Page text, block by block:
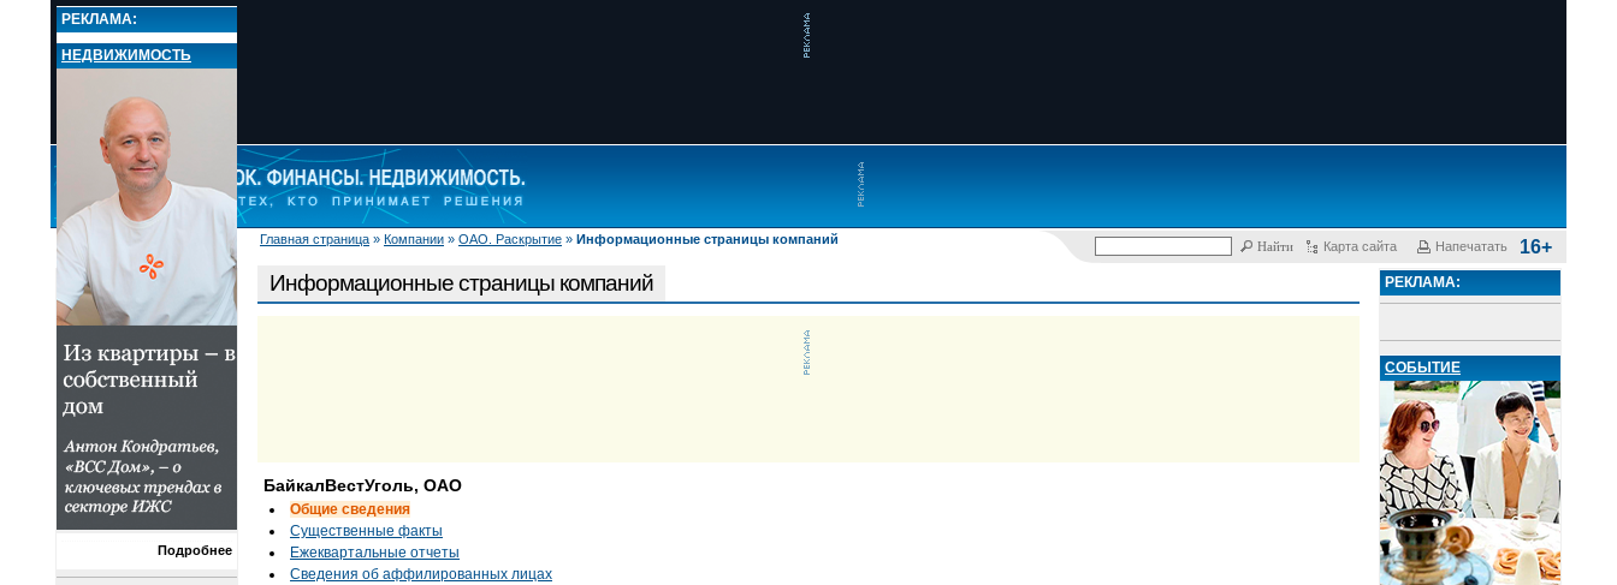
Главная страница » Компании » ОАО. Раскрытие » Информационные страницы компаний
Карта сайта Напечатать 16+
НОВОСТИ
РЫНКИ
КОМПАНИИ
Банки
Инвестиционные
компании
ОАО. Раскрытие
Информационные
О ПРОЕКТЕ
РЕКЛАМА:
НЕДВИЖИМОСТЬ
Подробнее
Информационные страницы компаний
БайкалВестУголь, ОАО
Общие сведения
Существенные факты
Ежеквартальные отчеты
Cведения об аффилированных лицах
РЕКЛАМА:
СОБЫТИЕ